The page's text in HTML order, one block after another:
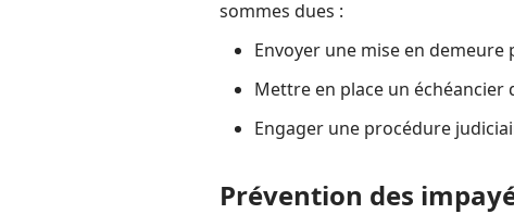
sommes dues :
Envoyer une mise en
Mettre en place un échéancier
Engager une procédure
Prévention des